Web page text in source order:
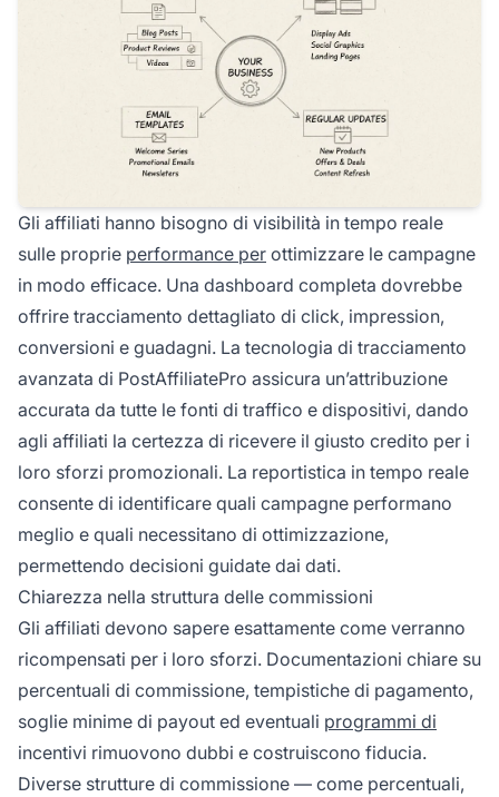
Gli affiliati hanno bisogno di visibilità in tempo reale
sulle proprie performance per ottimizzare le campagne
in modo efficace. Una dashboard completa dovrebbe
offrire tracciamento dettagliato di click, impression,
conversioni e guadagni. La tecnologia di tracciamento
avanzata di PostAffiliatePro assicura un’attribuzione
accurata da tutte le fonti di traffico e dispositivi, dando
agli affiliati la certezza di ricevere il giusto credito per i
loro sforzi promozionali. La reportistica in tempo reale
consente di identificare quali campagne performano
meglio e quali necessitano di ottimizzazione,
permettendo decisioni guidate dai dati.
Chiarezza nella struttura delle commissioni
Gli affiliati devono sapere esattamente come verranno
ricompensati per i loro sforzi. Documentazioni chiare su
percentuali di commissione, tempistiche di pagamento,
soglie minime di payout ed eventuali programmi di
incentivi rimuovono dubbi e costruiscono fiducia.
Diverse strutture di commissione — come percentuali,